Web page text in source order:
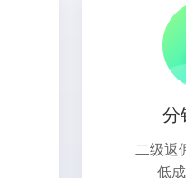
分
二级返
低